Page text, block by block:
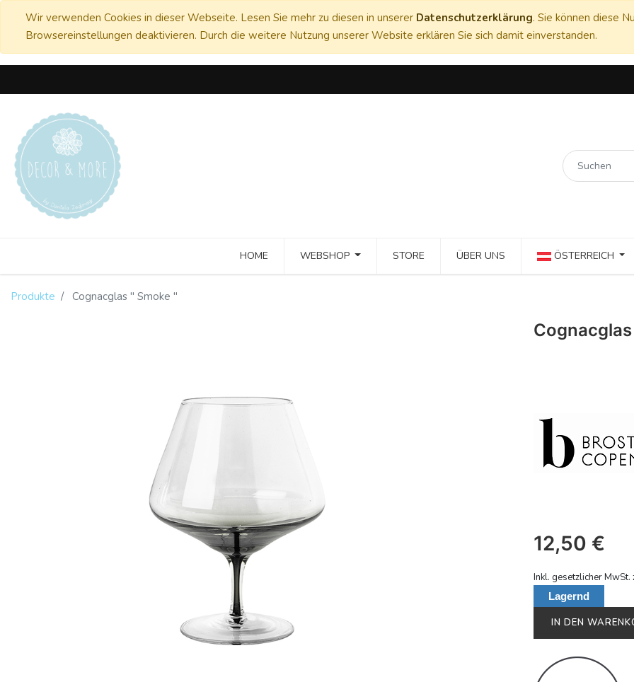
Wir verwenden Cookies in dieser Webseite. Lesen Sie mehr zu diesen in unserer Datenschutzerklärung. Sie können diese
Browsereinstellungen deaktivieren. Durch die weitere Nutzung unserer Website erklären Sie sich damit einverstanden.
HOME WEBSHOP STORE ÜBER UNS ÖSTERREICH
Produkte Cognacglas " Smoke "
12,50 €
Inkl. gesetzlicher
Lagernd
IN DEN